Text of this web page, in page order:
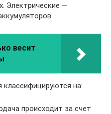
Электрические —
весит
на:
происходит за счет